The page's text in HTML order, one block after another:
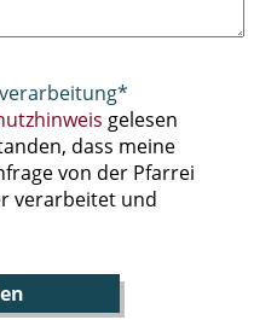
gelesen
dass meine
von der Pfarrei
verarbeitet und